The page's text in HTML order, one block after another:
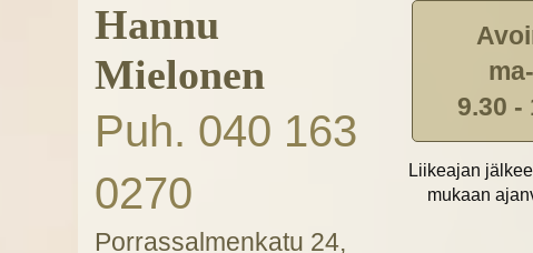
Hannu
Mielonen
Puh. 040 163
0270
Porrassalmenkatu 24,
9.30 -
Liikeajan
mukaan